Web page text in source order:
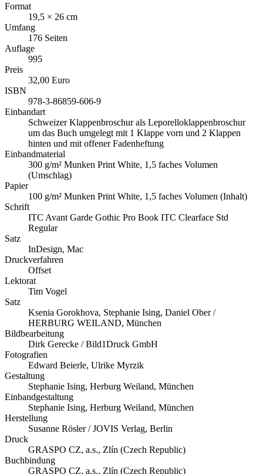
Format
19,5 × 26 cm
Umfang
176 Seiten
Auflage
995
Preis
32,00 Euro
ISBN
978-3-86859-606-9
Einbandart
Schweizer Klappenbroschur als Leporelloklappenbroschur
um das Buch umgelegt mit 1 Klappe vorn und 2 Klappen
hinten und mit offener Fadenheftung
Einbandmaterial
300 g/m² Munken Print White, 1,5 faches Volumen
(Umschlag)
Papier
100 g/m² Munken Print White, 1,5 faches Volumen (Inhalt)
Schrift
ITC Avant Garde Gothic Pro Book ITC Clearface Std
Regular
Satz
InDesign, Mac
Druckverfahren
Offset
Lektorat
Tim Vogel
Satz
Ksenia Gorokhova, Stephanie Ising, Daniel Ober /
HERBURG WEILAND, München
Bildbearbeitung
Dirk Gerecke / Bild1Druck GmbH
Fotografien
Edward Beierle, Ulrike Myrzik
Gestaltung
Stephanie Ising, Herburg Weiland, München
Einbandgestaltung
Stephanie Ising, Herburg Weiland, München
Herstellung
Susanne Rösler / JOVIS Verlag, Berlin
Druck
GRASPO CZ, a.s., Zlín (Czech Republic)
Buchbindung
GRASPO CZ, a.s., Zlín (Czech Republic)